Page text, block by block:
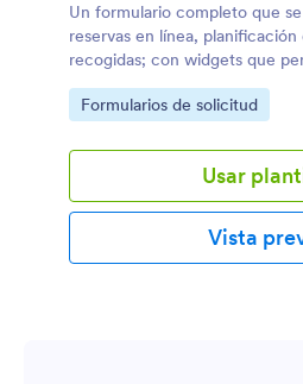
Un formulario completo que
reservas en línea,
recogidas; con widgets que
cualquier información,
selección de fecha y hora,
Go to Category:
Formularios de solicitud
Usar
Vista